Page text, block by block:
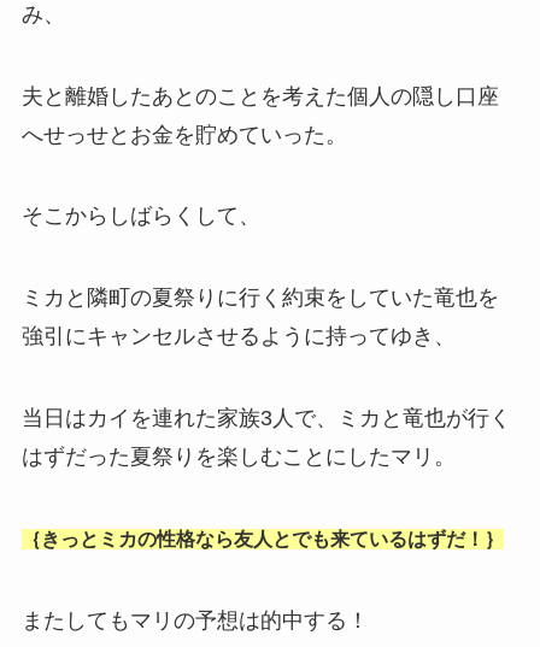
み、
夫と離婚したあとのことを考えた個人の隠し口座
へせっせとお金を貯めていった。
そこからしばらくして、
ミカと隣町の夏祭りに行く約束をしていた竜也を
強引にキャンセルさせるように持ってゆき、
当日はカイを連れた家族3人で、ミカと竜也が行く
はずだった夏祭りを楽しむことにしたマリ。
｛きっとミカの性格なら友人とでも来ているはずだ！｝
またしてもマリの予想は的中する！